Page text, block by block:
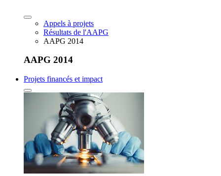
Appels à projets
Résultats de l'AAPG
AAPG 2014
AAPG 2014
Projets financés et impact